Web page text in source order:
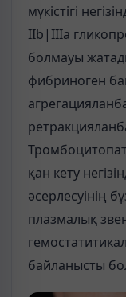
мүкістігі
ІІb|ІІІa
болмауы
фибриноген
қан кету
әсерлесуінің
плазмалық
байланысты